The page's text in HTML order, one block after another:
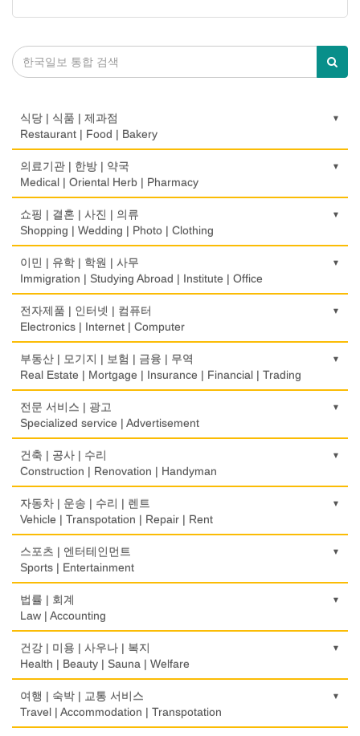
식당 | 식품 | 제과점
Restaurant | Food | Bakery
농장
Farm
떡집/방앗간
Rice Cake
Fish Market
Restaurant
식당장비
Food Equipment
식품점
Korean Food
Food Manufacturing
와인제조
정육점
제과점
Bakery
식품도매
Food Distributors
의료기관 | 한방 | 약국
Medical | Oriental Herb | Pharmacy
의사-검안의
Optometrist
보청기
Hearing Aid
Bidet
Psychologist/Psychiatrist
안경점
Optical Stores
의료기구
Medical Instruments
Denturist
한의원/한약
Oriental Herb/Acupuncture
약국
의사-내과
Internal Medicine
의사-물리치료/카이로 프랙터
Physiotherapy/Chiropractic Clinic
의사-비뇨기과
쇼핑 | 결혼 | 사진 | 의류
Shopping | Wedding | Photo | Clothing
한복집
Korean Costume
유리/거울/액자
Glass/Mirror/Frame
Children's Ware
Wedding
인터넷 쇼핑
Internet Shopping
결혼상담
Marriage Consulting
Florist
모피점
백화점/선물센터
보석/귀금속/시계
Jeweler/Jeweller
비디오-사진/촬영/편집/공급
Video Service
이민 | 유학 | 학원 | 사무
Immigration | Studying Abroad | Institute | Office
이민/유학
Immigration/Studying Abroad
사무기기
Office Equipment
Stationery/Office Equipment
Book Store
운전학원
Driving School
한글학교
Korean Language School
Boarding House
학교/학원
개인지도-체육
개인지도-음악
Private Lesson-Music
전자제품 | 인터넷 | 컴퓨터
Electronics | Internet | Computer
금전등록기
Cash Register
인터넷 서비스/까페
Internet Service/Cafe
전자제품 판매/수리
Electronic Goods Sales/Repair
Telephone/Communication Service
컴퓨터 판매/수리
Computer Sales/Repair
부동산 | 모기지 | 보험 | 금융 | 무역
Real Estate | Mortgage | Insurance | Financial | Trading
도매
Wholesale
모기지
Mortgage
International Trade
Insurance/Investment/Finance
부동산 관리
Property Management
채무조정
Bankruptcy
Real Estate
은행/금융기관
전문 서비스 | 광고
Specialized service | Advertisement
광고/그래픽 디자인
Advertising/Graphic Design
광고 에이전트
Advertising Agency
경보/도난방지
Alarm/Security System
Cemetery/Monument
빨래방/세탁
Coin Laundry/Dry cleaning
상패/트로피
Medal/Trophy
건축 | 공사 | 수리
Construction | Renovation | Handyman
건축시공/개조
Construction/Home Renovation
건축설계사
Architect
Architecture
Home Inspection
간판
Signs
가구판매/수리
자동차 | 운송 | 수리 | 렌트
Vehicle | Transpotation | Repair | Rent
운송/통관/이삿짐
Transportation/Moving
택배
Courier Service
Taxi Service
Automobile/Car
자동차-렌트
스포츠 | 엔터테인먼트
Sports | Entertainment
골프장비
Golf Equipment
골프장
Golf/Country Club
가라오케/노래방/카페
Karaoke/Cafe
법률 | 회계
Law | Accounting
교통위반티켓
Traffic Ticket
공인회계사(CPA)
CPA
건강 | 미용 | 사우나 | 복지
Health | Beauty | Sauna | Welfare
건강상담/식품/정보
Health Counseling/Food/Information
여행 | 숙박 | 교통 서비스
Travel | Accommodation | Transpotation